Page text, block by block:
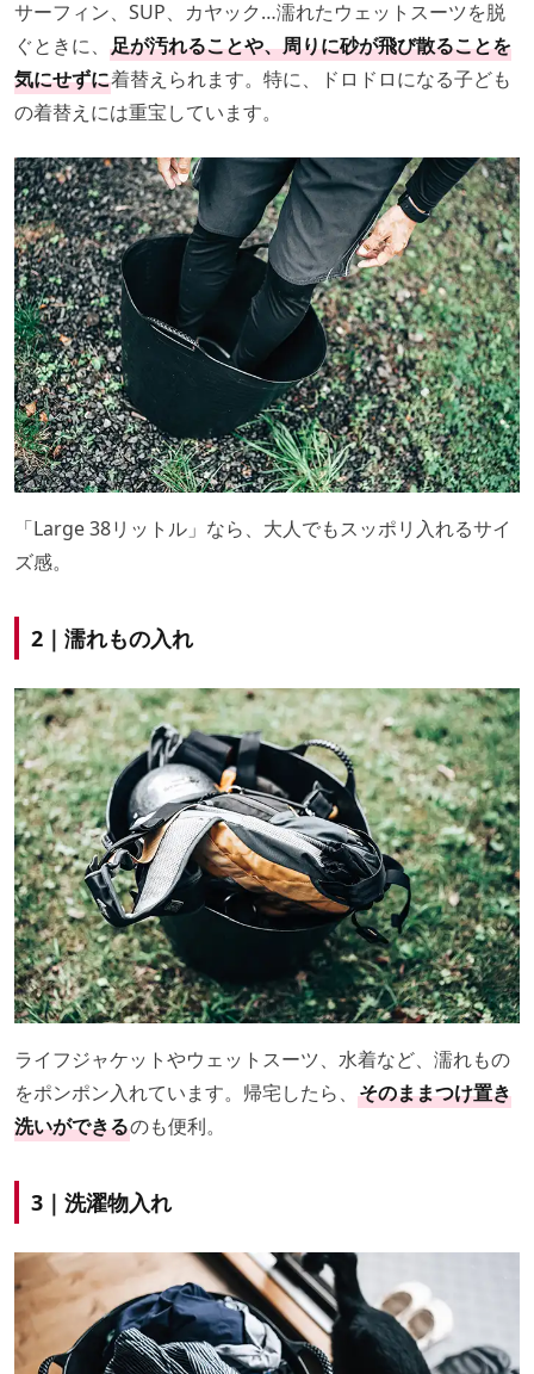
サーフィン、SUP、カヤック…濡れたウェットスーツを脱
ぐときに、 足が汚れることや、周りに砂が飛び散ることを
気にせずに着替えられます。特に、ドロドロになる子ども
の着替えには重宝しています。
「Large 38リットル」なら、大人でもスッポリ入れるサイ
ズ感。
2｜濡れもの入れ
ライフジャケットやウェットスーツ、水着など、濡れもの
をポンポン入れています。帰宅したら、 そのままつけ置き
洗いができるのも便利。
3｜洗濯物入れ